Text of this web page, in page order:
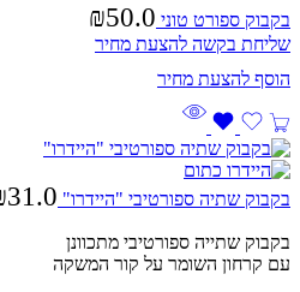
בקבוק ספורט טוני ₪50.0
שליחת בקשה להצעת מחיר
בקבוק שתיה ספורטיבי "היידרו" 31.0
בקבוק שתייה ספורטיבי מתכוונן
עם קרחון השומר על קור המשקה